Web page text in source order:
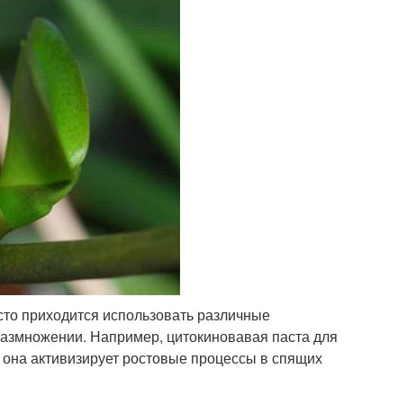
приходится использовать различные
Например, цитокиновавая паста для
активизирует ростовые процессы в спящих